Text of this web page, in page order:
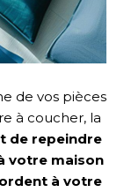
de vos pièces
à coucher, la
de repeindre
votre maison
à votre